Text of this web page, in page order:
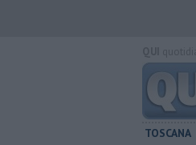
TOSCANA